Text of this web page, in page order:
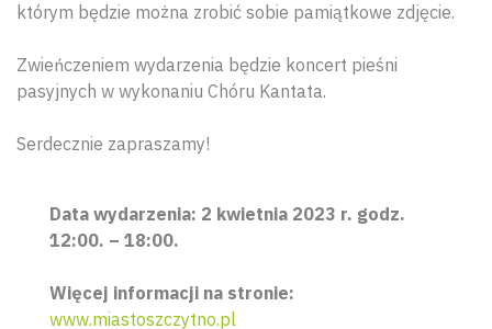
którym będzie można zrobić sobie pamiątkowe zdjęcie.
Zwieńczeniem wydarzenia będzie koncert pieśni
pasyjnych w wykonaniu Chóru Kantata.
Serdecznie zapraszamy!
Data wydarzenia: 2 kwietnia 2023 r. godz.
12:00. – 18:00.
Więcej informacji na stronie:
www.miastoszczytno.pl